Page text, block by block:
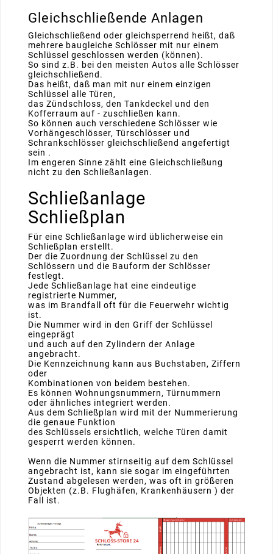
Gleichschließende Anlagen
Gleichschließend oder gleichsperrend heißt, daß
mehrere baugleiche Schlösser mit nur einem
Schlüssel geschlossen werden (können).
So sind z.B. bei den meisten Autos alle Schlösser
gleichschließend.
Das heißt, daß man mit nur einem einzigen
Schlüssel alle Türen,
das Zündschloss, den Tankdeckel und den
Kofferraum auf - zuschließen kann.
So können auch verschiedene Schlösser wie
Vorhängeschlösser, Türschlösser und
Schrankschlösser gleichschließend angefertigt
sein .
Im engeren Sinne zählt eine Gleichschließung
nicht zu den Schließanlagen.
Schließanlage
Schließplan
Für eine Schließanlage wird üblicherweise ein
Schließplan erstellt.
Der die Zuordnung der Schlüssel zu den
Schlössern und die Bauform der Schlösser
festlegt.
Jede Schließanlage hat eine eindeutige
registrierte Nummer,
was im Brandfall oft für die Feuerwehr wichtig
ist.
Die Nummer wird in den Griff der Schlüssel
eingeprägt
und auch auf den Zylindern der Anlage
angebracht.
Die Kennzeichnung kann aus Buchstaben, Ziffern
oder
Kombinationen von beidem bestehen.
Es können Wohnungsnummern, Türnummern
oder ähnliches integriert werden.
Aus dem Schließplan wird mit der Nummerierung
die genaue Funktion
des Schlüssels ersichtlich, welche Türen damit
gesperrt werden können.
Wenn die Nummer stirnseitig auf dem Schlüssel
angebracht ist, kann sie sogar im eingeführten
Zustand abgelesen werden, was oft in größeren
Objekten (z.B. Flughäfen, Krankenhäusern ) der
Fall ist.